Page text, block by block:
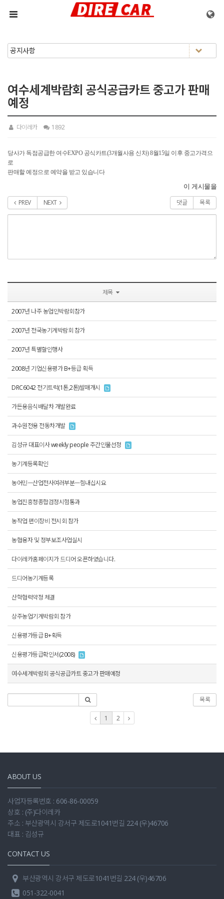
메뉴 건너뛰기
여수세계박람회 공식공급카트 중고가 판매
예정
다이레카 1892
당사가 독점공급한 여수EXPO 공식카트(3개월사용 신차) 8월15일 이후 중고가격으
로
판매할 예정으로 예약을 받고 있습니다
이 게시물을
PREV NEXT 댓글 목록
제목
2007년 나주 농업인박람회참가
2007년 전국농기계박람회 참가
2007년 특별할인행사
2008년 기업신용평가 B+등급 획득
DRC6042 전기트럭(1톤,2톤)발매개시
가든용음식배달차 개발완료
과수원전용 전동차개발
김성규 대표이사 weekly people 주간인물선정
농기계등록확인
농어민ㅡ산업전사여러부분ㅡ힘내십시요
농업진흥청종합검정시험통과
농작업 편이장비 전시회 참가
농협융자 및 정부보조사업실시
다이레카홈페이지가 드디어 오픈하였습니다.
드디어농기계등록
산학협력약정 체결
상주농업기계박람회 참가
신용평가등급 B+획득
신용평가등급확인서(2008)
여수세계박람회 공식공급카트 중고가 판매예정
목록
1 2
ABOUT US
사업자등록번호 : 606-86-00059
상호 : (주)다이레카
주소 : 부산광역시 강서구 제도로1041번길 224 (우)46706
대표 : 김성규
CONTACT US
부산광역시 강서구 제도로1041번길 224 (우)46706
051-322-0041